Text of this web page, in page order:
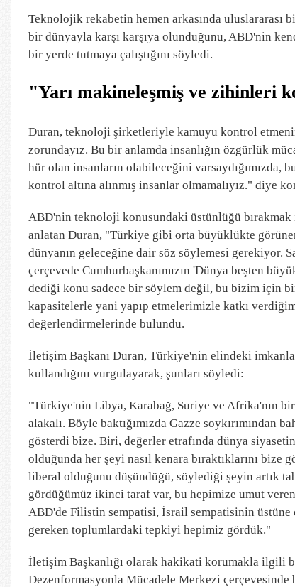
Teknolojik rekabetin hemen arkasında
bir dünyayla karşı karşıya olunduğunu, ABD'nin
bir yerde tutmaya çalıştığını söyledi.
"Yarı makineleşmiş ve zihinleri
Duran, teknoloji şirketleriyle kamuyu kontrol
zorundayız. Bu bir anlamda insanlığın özgürlük
hür olan insanların olabileceğini varsaydığımızda,
kontrol altına alınmış insanlar olmamalıyız." diye
ABD'nin teknoloji konusundaki üstünlüğü
anlatan Duran, "Türkiye gibi orta büyüklükte
dünyanın geleceğine dair söz söylemesi gerekiyor.
çerçevede Cumhurbaşkanımızın 'Dünya beşten
dediği konu sadece bir söylem değil, bu bizim için
kapasitelerle yani yapıp etmelerimizle katkı
değerlendirmelerinde bulundu.
İletişim Başkanı Duran, Türkiye'nin elindeki
kullandığını vurgulayarak, şunları söyledi:
"Türkiye'nin Libya, Karabağ, Suriye ve Afrika'nın
alakalı. Böyle baktığımızda Gazze soykırımından
gösterdi bize. Biri, değerler etrafında dünya
olduğunda her şeyi nasıl kenara bıraktıklarını
liberal olduğunu düşündüğü, söylediği şeyin artık
gördüğümüz ikinci taraf var, bu hepimize umut
ABD'de Filistin sempatisi, İsrail sempatisinin üstüne
gereken toplumlardaki tepkiyi hepimiz gördük."
İletişim Başkanlığı olarak hakikati korumakla ilgili
Dezenformasyonla Mücadele Merkezi çerçevesinde